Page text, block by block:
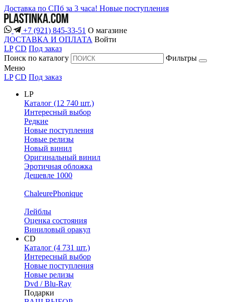
Доставка по СПб за 3 часа! Новые поступления
+7 (921) 845-33-51 О магазине
ДОСТАВКА И ОПЛАТА Войти
LP CD Под заказ
Поиск по каталогу
Фильтры
Меню
LP CD Под заказ
LP
Каталог (12 740 шт.)
Интересный выбор
Редкие
Новые поступления
Новые релизы
Новый винил
Оригинальный винил
Эротичная обложка
Дешевле 1000
ChaleurePhonique
Лейблы
Оценка состояния
Виниловый оракул
CD
Каталог (4 731 шт.)
Интересный выбор
Новые поступления
Новые релизы
Dvd / Blu-Ray
Подарки